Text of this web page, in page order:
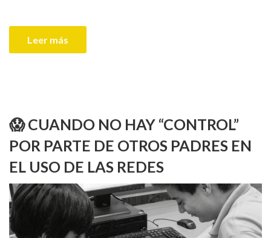
Leer más
😱 CUANDO NO HAY “CONTROL”
POR PARTE DE OTROS PADRES EN
EL USO DE LAS REDES